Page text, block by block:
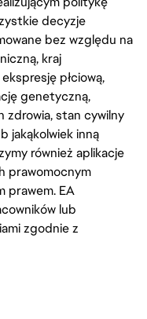
decyzje
bez względu na
kraj
płciową,
genetyczną,
zdrowia, stan cywilny
jakąkolwiek inną
również aplikacje
prawomocnym
prawem. EA
lub
zgodnie z